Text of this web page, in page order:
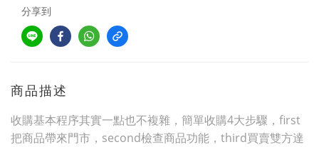
分享到
商品描述
收購基本程序其實一點也不複雜，簡單收購4大步驟，first
把商品帶來門市，second檢查商品功能，third買賣雙方達